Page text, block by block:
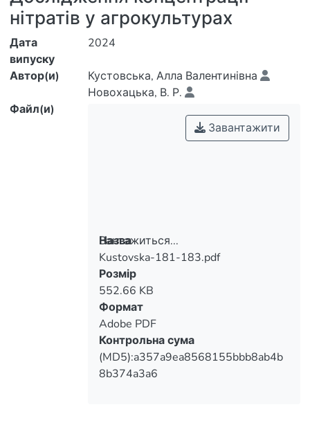
нітратів у агрокультурах
Дата
випуску
2024
Автор(и)
Кустовська, Алла Валентинівна
Новохацька, В. Р.
Файл(и)
Вантажиться...
Вантажиться...
Завантажити
Назва
Kustovska-181-183.pdf
Розмір
552.66 KB
Формат
Adobe PDF
Контрольна сума
(MD5):a357a9ea8568155bbb8ab4b
8b374a3a6